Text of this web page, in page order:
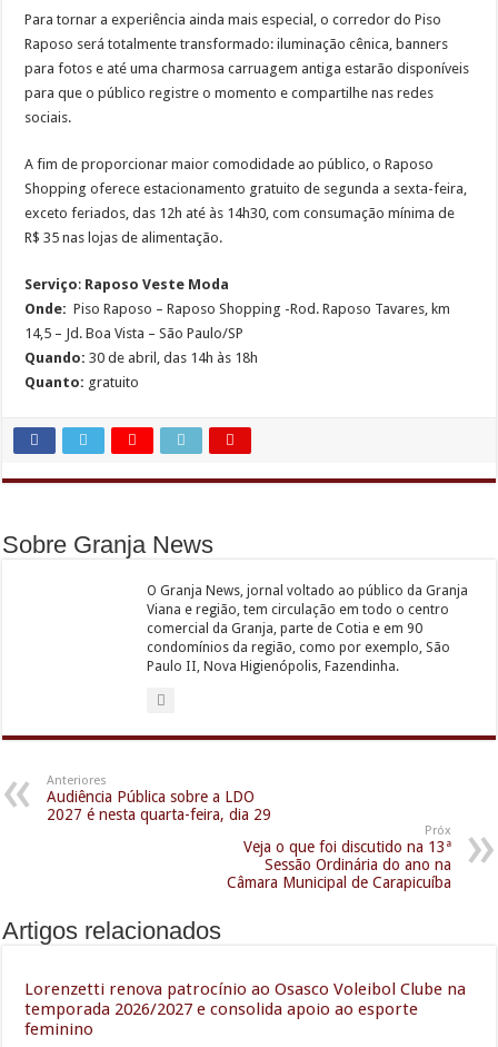
Para tornar a experiência ainda mais especial, o corredor do Piso
Raposo será totalmente transformado: iluminação cênica, banners
para fotos e até uma charmosa carruagem antiga estarão disponíveis
para que o público registre o momento e compartilhe nas redes
sociais.
A fim de proporcionar maior comodidade ao público, o Raposo
Shopping oferece estacionamento gratuito de segunda a sexta-feira,
exceto feriados, das 12h até às 14h30, com consumação mínima de
R$ 35 nas lojas de alimentação.
Serviço: Raposo Veste Moda
Onde: Piso Raposo – Raposo Shopping -Rod. Raposo Tavares, km
14,5 – Jd. Boa Vista – São Paulo/SP
Quando: 30 de abril, das 14h às 18h
Quanto: gratuito
Sobre Granja News
O Granja News, jornal voltado ao público da Granja
Viana e região, tem circulação em todo o centro
comercial da Granja, parte de Cotia e em 90
condomínios da região, como por exemplo, São
Paulo II, Nova Higienópolis, Fazendinha.
Anteriores
Audiência Pública sobre a LDO
2027 é nesta quarta-feira, dia 29
Próx
Veja o que foi discutido na 13ª
Sessão Ordinária do ano na
Câmara Municipal de Carapicuíba
Artigos relacionados
Lorenzetti renova patrocínio ao Osasco Voleibol Clube na
temporada 2026/2027 e consolida apoio ao esporte
feminino